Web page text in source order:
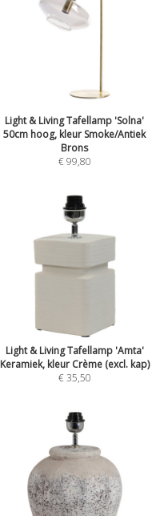
Light & Living Tafellamp 'Solna'
50cm hoog, kleur Smoke/Antiek
Brons
€ 99,80
Light & Living Tafellamp 'Amta'
Keramiek, kleur Crème (excl. kap)
€ 35,50